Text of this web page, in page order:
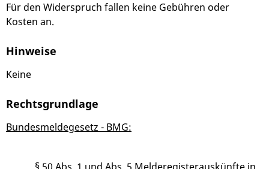
Für den Widerspruch fallen keine Gebühren oder
Kosten an.
Hinweise
Keine
Rechtsgrundlage
Bundesmeldegesetz - BMG: